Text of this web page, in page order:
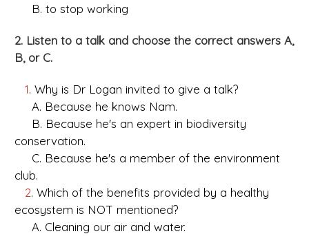
B. to stop working
2. Listen to a talk and choose the correct answers A,
B, or C.
1. Why is Dr Logan invited to give a talk?
A. Because he knows Nam.
B. Because he's an expert in biodiversity
conservation.
C. Because he's a member of the environment
club.
2. Which of the benefits provided by a healthy
ecosystem is NOT mentioned?
A. Cleaning our air and water.